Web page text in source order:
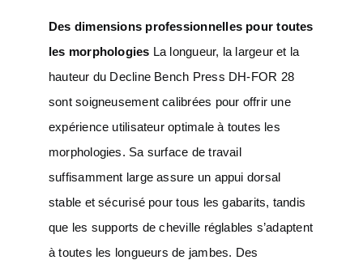
Des dimensions professionnelles pour toutes
les morphologies La longueur, la largeur et la
hauteur du Decline Bench Press DH-FOR 28
sont soigneusement calibrées pour offrir une
expérience utilisateur optimale à toutes les
morphologies. Sa surface de travail
suffisamment large assure un appui dorsal
stable et sécurisé pour tous les gabarits, tandis
que les supports de cheville réglables s’adaptent
à toutes les longueurs de jambes. Des